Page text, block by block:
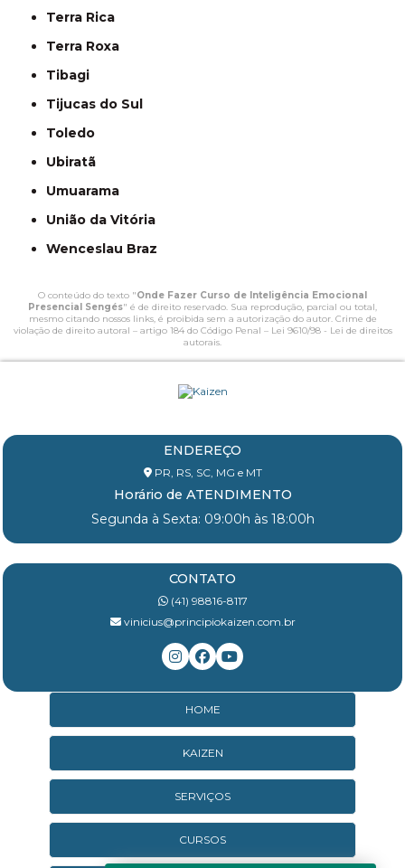
Terra Rica
Terra Roxa
Tibagi
Tijucas do Sul
Toledo
Ubiratã
Umuarama
União da Vitória
Wenceslau Braz
O conteúdo do texto "Onde Fazer Curso de Inteligência Emocional
Presencial Sengés" é de direito reservado. Sua reprodução, parcial ou total,
mesmo citando nossos links, é proibida sem a autorização do autor. Crime de
violação de direito autoral – artigo 184 do Código Penal – Lei 9610/98 - Lei de direitos
autorais.
ENDEREÇO
PR, RS, SC, MG e MT
Horário de ATENDIMENTO
Segunda à Sexta: 09:00h às 18:00h
CONTATO
(41) 98816-8117
vinicius@principiokaizen.com.br
HOME
KAIZEN
SERVIÇOS
CURSOS